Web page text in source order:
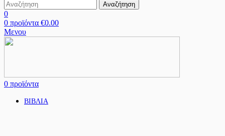
Αναζήτηση
0
0 προϊόντα €0.00
Μενου
0 προϊόντα
ΒΙΒΛΙΑ